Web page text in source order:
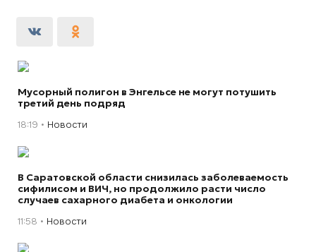
Мусорный полигон в Энгельсе не могут потушить
третий день подряд
18:19 Новости
В Саратовской области снизилась заболеваемость
сифилисом и ВИЧ, но продолжило расти число
случаев сахарного диабета и онкологии
11:58 Новости